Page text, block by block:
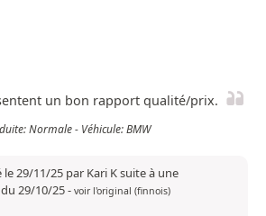
un bon rapport qualité/prix.
Normale - Véhicule: BMW
29/11/25 par Kari K suite à une
29/10/25- voir l'original (finnois)